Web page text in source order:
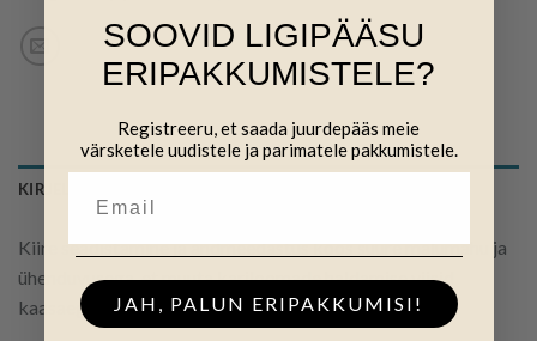
KIRJELDUS
Kiire seadistamine ja andmeedastus koos suure mälumahu ja
ühenduvusega, et muuta kariloomade haldamise viisid
kaasaegseks.
SOOVID LIGIPÄÄSU
ERIPAKKUMISTELE?
Registreeru, et saada juurdepääs meie
värsketele uudistele ja parimatele pakkumistele.
JAH, PALUN ERIPAKKUMISI!